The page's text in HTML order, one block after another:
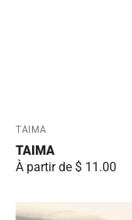
Fournisseur:
TAIMA
TAIMA
Prix
habituel
À partir de $ 11.00
Lighter